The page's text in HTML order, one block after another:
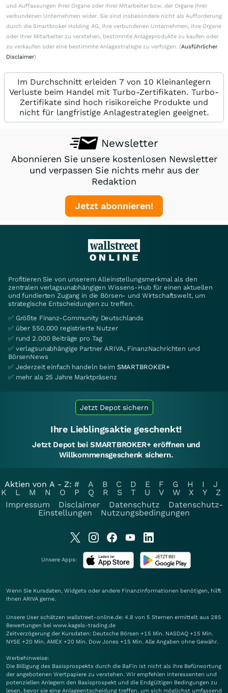
und Auffassungen ihrer Organe oder ihrer Mitarbeiter bzw. der Organe ihrer
verbundenen Unternehmen wider. Sie sind insbesondere nicht als Aufforderung
durch die Smartbroker Holding AG, ihre verbundenen Unternehmen, ihre Organe
oder ihrer Mitarbeiter zu verstehen, bestimmte Anlageprodukte zu kaufen oder
zu verkaufen oder eine bestimmte Anlagestrategie zu verfolgen. (Ausführlicher
Disclaimer)
Im Durchschnitt erleiden 7 von 10 Kleinanlegern
Verluste beim Handel mit Turbo-Zertifikaten. Turbo-
Zertifikate sind hoch risikoreiche Produkte und
nicht für langfristige Anlagestrategien geeignet.
Newsletter
Abonnieren Sie unsere kostenlosen Newsletter
und verpassen Sie nichts mehr aus der
Redaktion
Jetzt abonnieren!
Profitieren Sie von unserem Alleinstellungsmerkmal als den
zentralen verlagsunabhängigen Wissens-Hub für einen aktuellen
und fundierten Zugang in die Börsen- und Wirtschaftswelt, um
strategische Entscheidungen zu treffen.
✅ Größte Finanz-Community Deutschlands
✅ über 550.000 registrierte Nutzer
✅ rund 2.000 Beiträge pro Tag
✅ verlagsunabhängige Partner ARIVA, FinanzNachrichten und
BörsenNews
✅ Jederzeit einfach handeln beim SMARTBROKER+
✅ mehr als 25 Jahre Marktpräsenz
Jetzt Depot sichern
Ihre Lieblingsaktie geschenkt!
Jetzt Depot bei SMARTBROKER+ eröffnen und
Willkommensgeschenk sichern.
Aktien von A - Z: # A B C D E F G H I
J
K
L M N O P Q R S T U V W X Y
Z
Impressum
Disclaimer Datenschutz
Datenschutz-
Einstellungen
Nutzungsbedingungen
Unsere Apps:
Wenn Sie Kursdaten, Widgets oder andere Finanzinformationen benötigen, hilft
Ihnen ARIVA gerne.
Unsere User schätzen wallstreet-online.de: 4.8 von 5 Sternen ermittelt aus 285
Bewertungen bei www.kagels-trading.de
Zeitverzögerung der Kursdaten: Deutsche Börsen +15 Min. NASDAQ +15 Min.
NYSE +20 Min. AMEX +20 Min. Dow Jones +15 Min. Alle Angaben ohne Gewähr.
Werbehinweise:
Die Billigung des Basisprospekts durch die BaFin ist nicht als ihre Befürwortung
der angebotenen Wertpapiere zu verstehen. Wir empfehlen Interessenten und
potenziellen Anlegern den Basisprospekt und die Endgültigen Bedingungen zu
lesen, bevor sie eine Anlageentscheidung treffen, um sich möglichst umfassend